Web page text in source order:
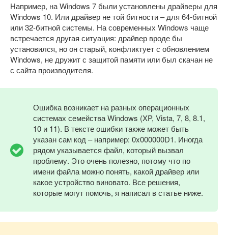
Например, на Windows 7 были установлены драйверы для
Windows 10. Или драйвер не той битности – для 64-битной
или 32-битной системы. На современных Windows чаще
встречается другая ситуация: драйвер вроде бы
установился, но он старый, конфликтует с обновлением
Windows, не дружит с защитой памяти или был скачан не
с сайта производителя.
Ошибка возникает на разных операционных
системах семейства Windows (XP, Vista, 7, 8, 8.1,
10 и 11). В тексте ошибки также может быть
указан сам код – например: 0x000000D1. Иногда
рядом указывается файл, который вызвал
проблему. Это очень полезно, потому что по
имени файла можно понять, какой драйвер или
какое устройство виновато. Все решения,
которые могут помочь, я написал в статье ниже.